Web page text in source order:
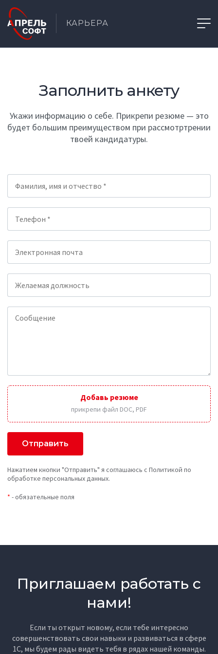
КАРЬЕРА
Заполнить анкету
Укажи информацию о себе. Прикрепи резюме — это
будет большим преимуществом при рассмотртрении
твоей кандидатуры.
Добавь резюме
прикрепи файл DOC, PDF
Нажатием кнопки "Отправить" я соглашаюсь с Политикой по
обработке персональных данных.
* - обязательные поля
Приглашаем работать с
нами!
Если ты открыт новому, если тебе интересно
совершенствовать свои навыки и развиваться в сфере
1С, мы будем рады видеть тебя в рядах нашей команды.